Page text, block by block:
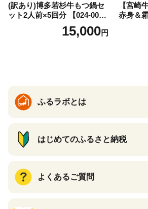
(訳あり)博多若杉牛もつ鍋セ
ット2人前×5回分 【024-002
15,000円
【宮崎
赤身＆
１P 計
ふるラボとは
はじめてのふるさと納税
よくあるご質問